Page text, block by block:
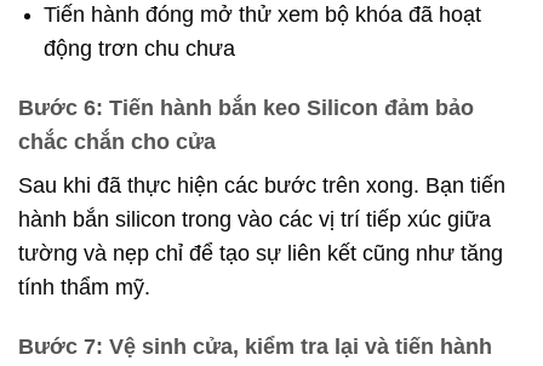
Tiến hành đóng mở thử xem bộ khóa đã hoạt
động trơn chu chưa
Bước 6: Tiến hành bắn keo Silicon đảm bảo
chắc chắn cho cửa
Sau khi đã thực hiện các bước trên xong. Bạn tiến
hành bắn silicon trong vào các vị trí tiếp xúc giữa
tường và nẹp chỉ để tạo sự liên kết cũng như tăng
tính thẩm mỹ.
Bước 7: Vệ sinh cửa, kiểm tra lại và tiến hành